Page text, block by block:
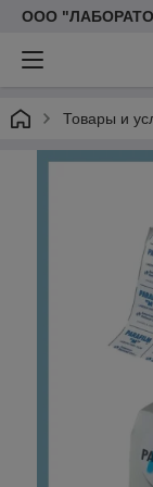
ООО
Товары и